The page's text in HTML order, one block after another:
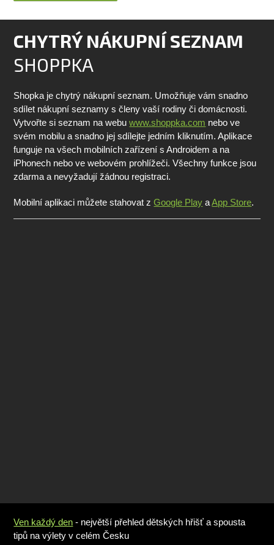
CHYTRÝ NÁKUPNÍ SEZNAM
SHOPPKA
Shopka je chytrý nákupní seznam. Umožňuje vám snadno
sdílet nákupní seznamy s členy vaší rodiny či domácnosti.
Vytvořte si seznam na webuwww.shoppka.com nebo ve
svém mobilu a snadno jej sdílejte jedním kliknutím. Aplikace
funguje na všech mobilních zařízení s Androidem a na
iPhonech nebo ve webovém prohlížeči. Všechny funkce jsou
zdarma a nevyžadují žádnou registraci.
Mobilní aplikaci můžete stahovat zGoogle Play aApp Store.
Ven každý den - největší přehled dětských hřišť a spousta
tipů na výlety v celém Česku